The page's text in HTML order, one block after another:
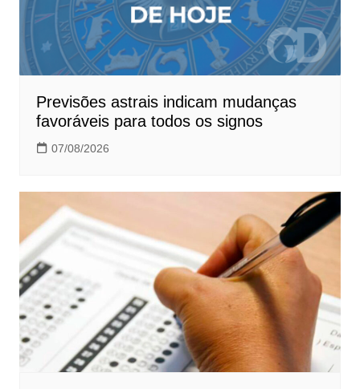
Previsões astrais indicam mudanças
favoráveis para todos os signos
07/08/2026